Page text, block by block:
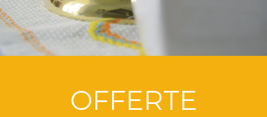
OFFERTE